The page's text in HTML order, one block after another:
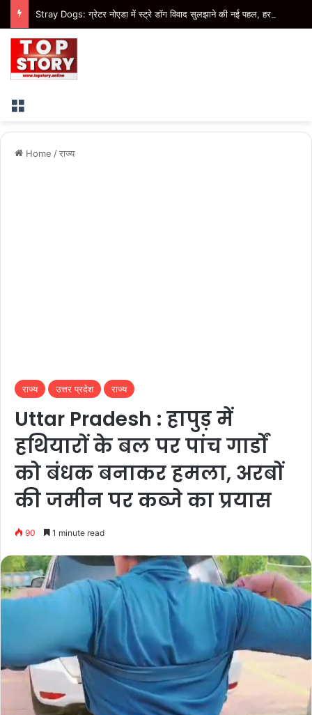
Menu
Home /राज्य
राज्य उत्तर प्रदेश राज्य
Uttar Pradesh : हापुड़ में
हथियारों के बल पर पांच गार्डों
को बंधक बनाकर हमला, अरबों
की जमीन पर कब्जे का प्रयास
90 1 minute read